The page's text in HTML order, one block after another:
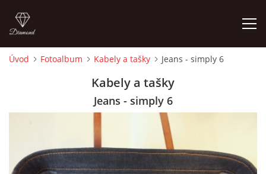
Úvod Fotoalbum Kabely a tašky Jeans - simply 6
Kabely a tašky
Jeans - simply 6